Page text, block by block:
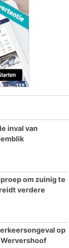
inval van
om zuinig te
verdere
op